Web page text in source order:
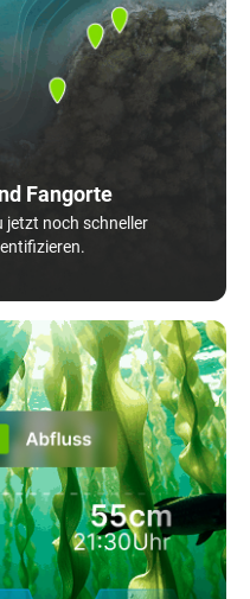
Fangorte
jetzt noch schneller